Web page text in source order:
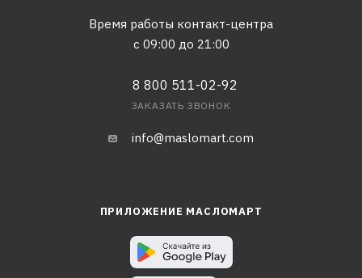
Время работы контакт-центра
с 09:00 до 21:00
8 800 511-02-92
ЗАКАЗАТЬ ЗВОНОК
info@maslomart.com
ПРИЛОЖЕНИЕ МАСЛОМАРТ